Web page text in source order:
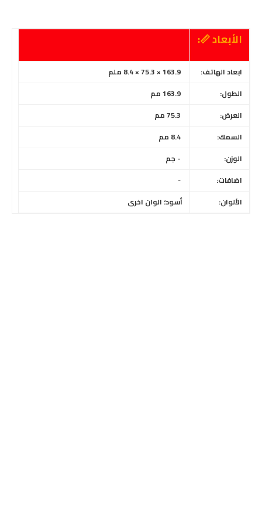
الأبعاد 📏:
ابعاد الهاتف:
163.9 × 75.3 × 8.4 ملم
الطول:
العرض:
75.3 مم
السمك:
8.4 مم
الوزن:
- جم
اضافات:
-
الألوان:
أسود؛ الوان اخرى